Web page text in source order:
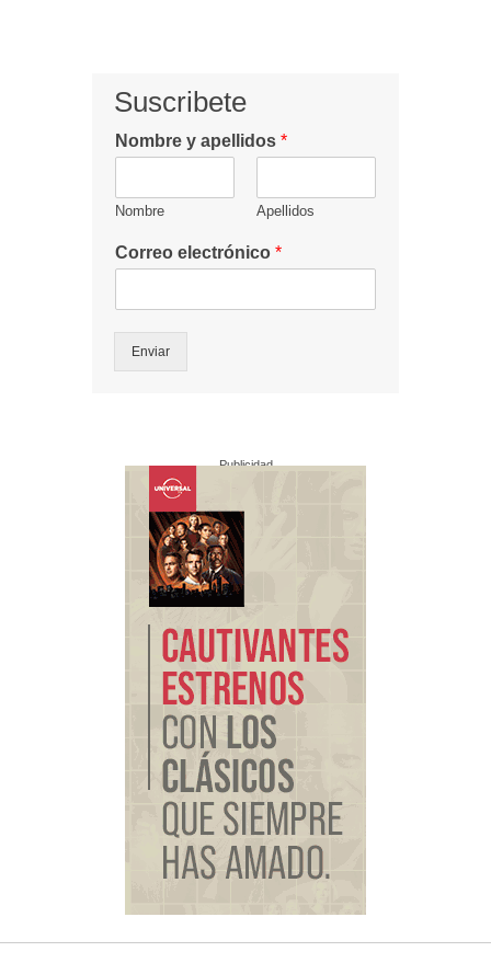
Suscribete
Nombre y apellidos *
Nombre Apellidos
Correo electrónico *
Enviar
Publicidad